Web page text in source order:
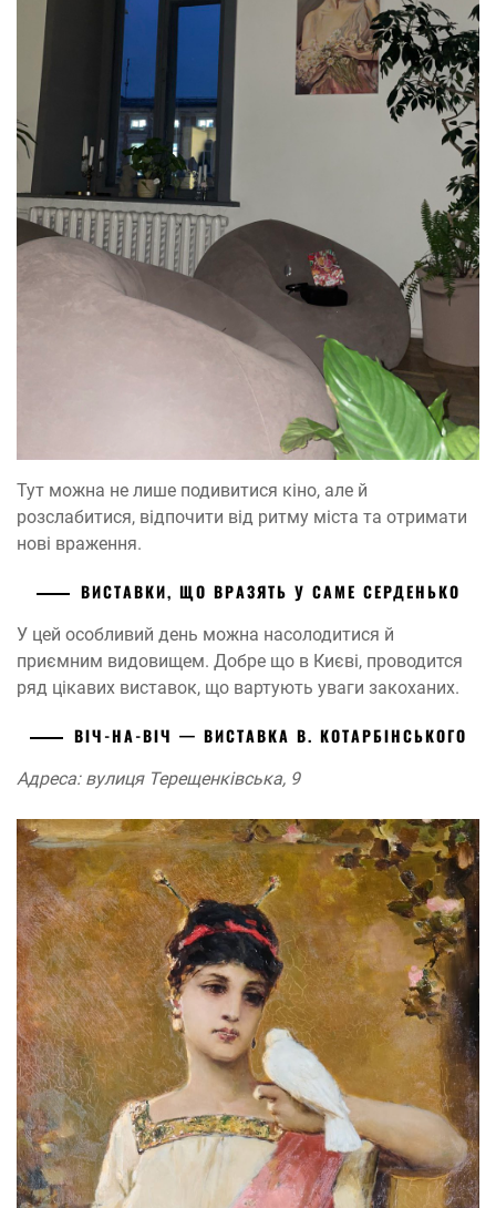
Тут можна не лише подивитися кіно, але й
розслабитися, відпочити від ритму міста та отримати
нові враження.
ВИСТАВКИ, ЩО ВРАЗЯТЬ У САМЕ СЕРДЕНЬКО
У цей особливий день можна насолодитися й
приємним видовищем. Добре що в Києві, проводится
ряд цікавих виставок, що вартують уваги закоханих.
ВІЧ-НА-ВІЧ — ВИСТАВКА В. КОТАРБІНСЬКОГО
Адреса: вулиця Терещенківська, 9